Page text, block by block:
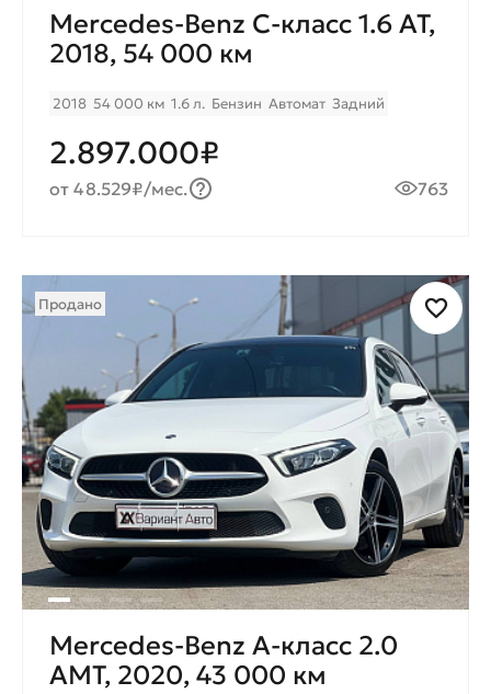
Mercedes-Benz C-класс 1.6 AT,
2018, 54 000 км
2018 54 000 км 1.6 л. Бензин Автомат Задний
2.897.000₽
от 48.529₽/мес. 763
Продано
Mercedes-Benz A-класс 2.0
AMT, 2020, 43 000 км